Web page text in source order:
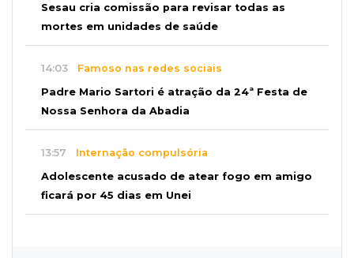
Sesau cria comissão para revisar todas as
mortes em unidades de saúde
14:03 Famoso nas redes sociais
Padre Mario Sartori é atração da 24ª Festa de
Nossa Senhora da Abadia
13:57 Internação compulsória
Adolescente acusado de atear fogo em amigo
ficará por 45 dias em Unei